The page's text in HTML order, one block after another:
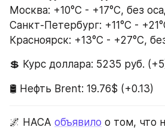
Москва: +10°C - +17°C, без
Санкт-Петербург: +11°C -
Красноярск: +13°C - +27°C,
💲 Курс доллара: 5235 руб.
🛢 Нефть Brent: 19.76$ (+0.13)
🌌 НАСА объявило о том, что